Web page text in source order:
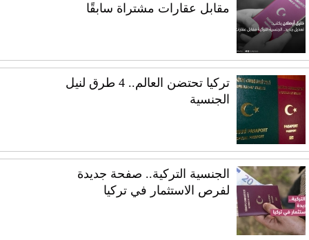
مقابل عقارات مشتراة سابقًا
تركيا تحتضن العالم.. 4 طرق لنيل
الجنسية
الجنسية التركية.. صفحة جديدة
لفرص الاستثمار في تركيا